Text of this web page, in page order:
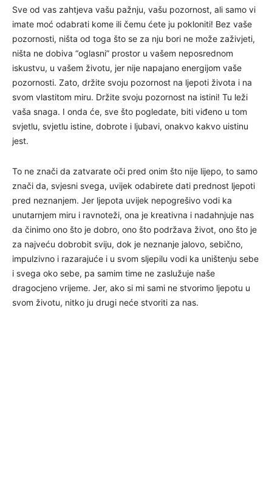
Sve od vas zahtjeva vašu pažnju, vašu pozornost, ali samo vi
imate moć odabrati kome ili čemu ćete ju pokloniti! Bez vaše
pozornosti, ništa od toga što se za nju bori ne može zaživjeti,
ništa ne dobiva “oglasni” prostor u vašem neposrednom
iskustvu, u vašem životu, jer nije napajano energijom vaše
pozornosti. Zato, držite svoju pozornost na ljepoti života i na
svom vlastitom miru. Držite svoju pozornost na istini! Tu leži
vaša snaga. I onda će, sve što pogledate, biti viđeno u tom
svjetlu, svjetlu istine, dobrote i ljubavi, onakvo kakvo uistinu
jest.
To ne znači da zatvarate oči pred onim što nije lijepo, to samo
znači da, svjesni svega, uvijek odabirete dati prednost ljepoti
pred neznanjem. Jer ljepota uvijek nepogrešivo vodi ka
unutarnjem miru i ravnoteži, ona je kreativna i nadahnjuje nas
da činimo ono što je dobro, ono što podržava život, ono što je
za najveću dobrobit sviju, dok je neznanje jalovo, sebično,
impulzivno i razarajuće i u svom sljepilu vodi ka uništenju sebe
i svega oko sebe, pa samim time ne zaslužuje naše
dragocjeno vrijeme. Jer, ako si mi sami ne stvorimo ljepotu u
svom životu, nitko ju drugi neće stvoriti za nas.